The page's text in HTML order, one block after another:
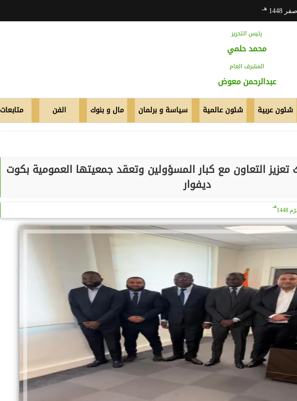
هـ
رئيس التحرير
محمد حلمي
المشرف العام
عبدالرحمن معوض
شئون عربية شئون عالمية سياسة و برلمان مال و بنوك الفن متابعات
تعزيز التعاون مع كبار المسؤولين وتعقد جمعيتها العمومية بكوت
ديفوار
هـ